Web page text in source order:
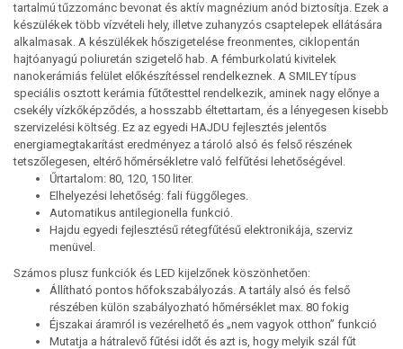
tartalmú tűzzománc bevonat és aktív magnézium anód biztosítja. Ezek a
készülékek több vízvételi hely, illetve zuhanyzós csaptelepek ellátására
alkalmasak. A készülékek hőszigetelése freonmentes, ciklopentán
hajtóanyagú poliuretán szigetelő hab. A fémburkolatú kivitelek
nanokerámiás felület előkészítéssel rendelkeznek. A SMILEY típus
speciális osztott kerámia fűtőtesttel rendelkezik, aminek nagy előnye a
csekély vízkőképződés, a hosszabb éltettartam, és a lényegesen kisebb
szervizelési költség. Ez az egyedi HAJDU fejlesztés jelentős
energiamegtakarítást eredményez a tároló alsó és felső részének
tetszőlegesen, eltérő hőmérsékletre való felfűtési lehetőségével.
Űrtartalom: 80, 120, 150 liter.
Elhelyezési lehetőség: fali függőleges.
Automatikus antilegionella funkció.
Hajdu egyedi fejlesztésű rétegfűtésű elektronikája, szerviz
menüvel.
Számos plusz funkciók és LED kijelzőnek köszönhetően:
Állítható pontos hőfokszabályozás. A tartály alsó és felső
részében külön szabályozható hőmérséklet max. 80 fokig
Éjszakai áramról is vezérelhető és „nem vagyok otthon” funkció
Mutatja a hátralevő fűtési időt és azt is, hogy melyik szál fűt